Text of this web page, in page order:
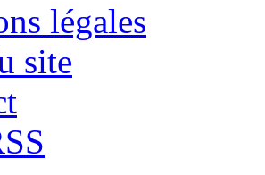
légales
site